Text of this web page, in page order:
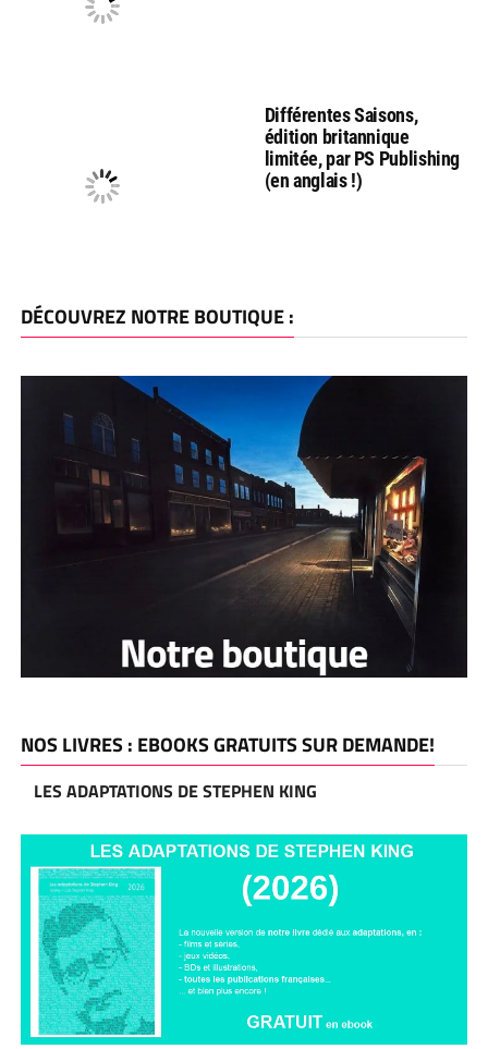
Différentes Saisons,
édition britannique
limitée, par PS Publishing
(en anglais !)
DÉCOUVREZ NOTRE BOUTIQUE :
NOS LIVRES : EBOOKS GRATUITS SUR DEMANDE!
LES ADAPTATIONS DE STEPHEN KING